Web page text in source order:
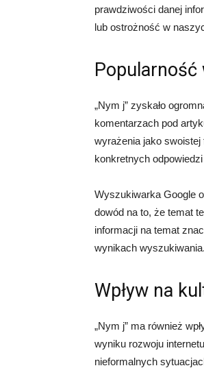
prawdziwości danej
lub ostrożność w
Popularność
„Nym j” zyskało
komentarzach pod
wyrażenia jako
konkretnych
Wyszukiwarka Google
dowód na to, że temat
informacji na temat
wynikach wyszukiwania.
Wpływ na
„Nym j” ma również
wyniku rozwoju
nieformalnych